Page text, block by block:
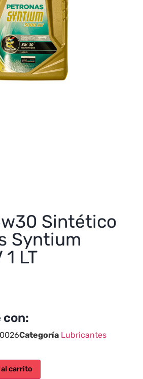
Sintético
Syntium
LT
con:
Categoría Lubricantes
carrito